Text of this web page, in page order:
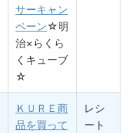
サーキャン
ペーン☆明
治×らくら
くキューブ
☆
ＫＵＲＥ商
品を買って
レシ
ート